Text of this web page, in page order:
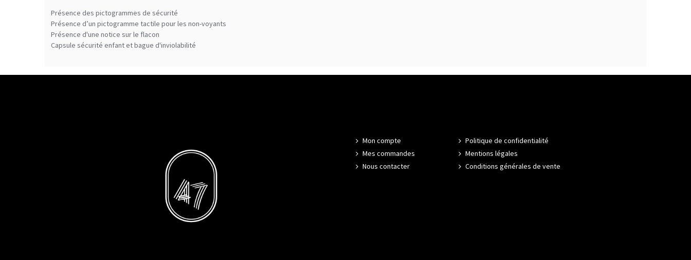
Présence des pictogrammes de sécurité
Présence d’un pictogramme tactile pour les non-voyants
Présence d'une notice sur le flacon
Capsule sécurité enfant et bague d'inviolabilité
Mon compte
Mes commandes
Nous contacter
Politique de confidentialité
Mentions légales
Conditions générales de vente